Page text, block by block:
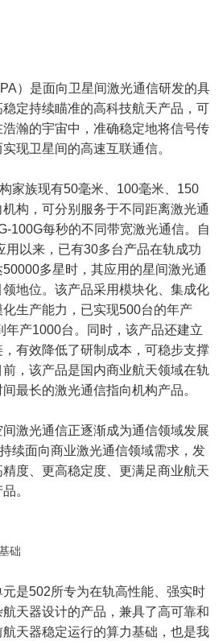
）是面向卫星间激光通信研发的具
定持续瞄准的高科技航天产品，可
瀚的宇宙中，准确稳定地将信号传
现卫星间的高速互联通信。
家族现有50毫米、100毫米、150
构，可分别服务于不同距离激光通
100G每秒的不同带宽激光通信。自
用以来，已有30多台产品在轨成功
多星时，其应用的星间激光通
地位。该产品采用模块化、集成化
生产能力，已实现500台的年产
年产1000台。同时，该产品还建立
有效降低了研制成本，可稳步支撑
，该产品是国内商业航天领域在轨
最长的激光通信指向机构产品。
激光通信正逐渐成为通信领域发展
续面向商业激光通信领域需求，发
度、更高稳定度、更满足商业航天
。
础
是502所专为在轨高性能、强实时
天器设计的产品，兼具了高可靠和
天器稳定运行的算力基础，也是我